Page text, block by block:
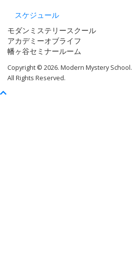
スケジュール
モダンミステリースクール
アカデミーオブライフ
幡ヶ谷セミナールーム
Copyright © 2026. Modern Mystery School.
All Rights Reserved.